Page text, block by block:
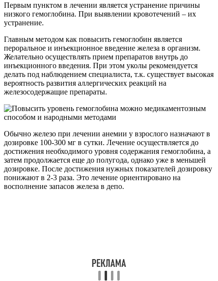
Первым пунктом в лечении является устранение причины
низкого гемоглобина. При выявлении кровотечений – их
устранение.
Главным методом как повысить гемоглобин является
пероральное и инъекционное введение железа в организм.
Желательно осуществлять прием препаратов внутрь до
инъекционного введения. При этом уколы рекомендуется
делать под наблюдением специалиста, т.к. существует высокая
вероятность развития аллергических реакций на
железосодержащие препараты.
Обычно железо при лечении анемии у взрослого назначают в
дозировке 100-300 мг в сутки. Лечение осуществляется до
достижения необходимого уровня содержания гемоглобина, а
затем продолжается еще до полугода, однако уже в меньшей
дозировке. После достижения нужных показателей дозировку
понижают в 2-3 раза. Это лечение ориентировано на
восполнение запасов железа в депо.